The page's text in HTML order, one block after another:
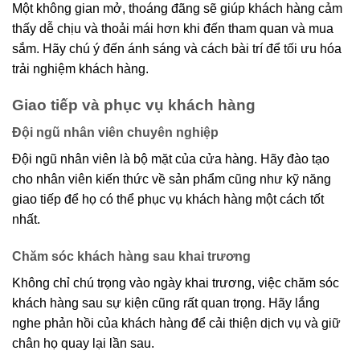
Một không gian mở, thoáng đãng sẽ giúp khách hàng cảm
thấy dễ chịu và thoải mái hơn khi đến tham quan và mua
sắm. Hãy chú ý đến ánh sáng và cách bài trí để tối ưu hóa
trải nghiệm khách hàng.
Giao tiếp và phục vụ khách hàng
Đội ngũ nhân viên chuyên nghiệp
Đội ngũ nhân viên là bộ mặt của cửa hàng. Hãy đào tạo
cho nhân viên kiến thức về sản phẩm cũng như kỹ năng
giao tiếp để họ có thể phục vụ khách hàng một cách tốt
nhất.
Chăm sóc khách hàng sau khai trương
Không chỉ chú trọng vào ngày khai trương, việc chăm sóc
khách hàng sau sự kiện cũng rất quan trọng. Hãy lắng
nghe phản hồi của khách hàng để cải thiện dịch vụ và giữ
chân họ quay lại lần sau.